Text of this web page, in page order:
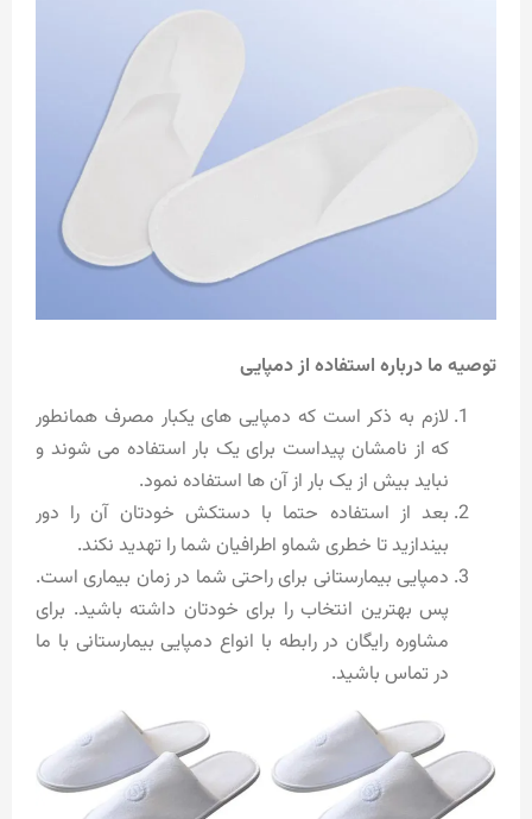
توصیه ما درباره استفاده از دمپایی
لازم به ذکر است که دمپایی های یکبار مصرف همانطور
که از نامشان پیداست برای یک بار استفاده می شوند و
نباید بیش از یک بار از آن ها استفاده نمود.
بعد از استفاده حتما با دستکش خودتان آن را دور
بیندازید تا خطری شماو اطرافیان شما را تهدید نکند.
دمپایی بیمارستانی برای راحتی شما در زمان بیماری است.
پس بهترین انتخاب را برای خودتان داشته باشید. برای
مشاوره رایگان در رابطه با انواع دمپایی بیمارستانی با ما
در تماس باشید.